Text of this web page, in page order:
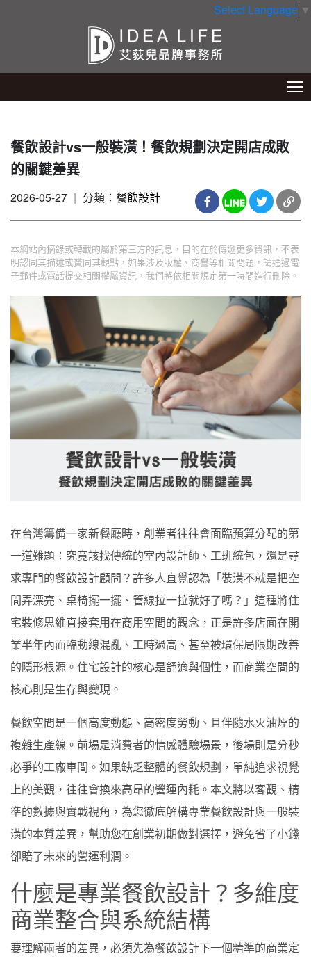
Select Language ▼
餐飲設計vs一般裝潢！餐飲規劃決定開店成敗
的關鍵差異
2026-05-27 | 分類： 餐飲設計
本網站內摘錄或轉載的屬於第三方的訊息，目的在於傳遞更多資訊，不表
明認同其描述或贊同其觀點，如果涉及版權、商譽等相關問題，請通過電
子郵件或電話提交相關權屬資訊，我們將依相關規定第一時間進行刪除。
在台灣籌備一家新餐廳時，創業者往往會面臨預算分配的第
一道難題：究竟該找傳統的室內設計師、工班統包，還是尋
求專門的餐飲設計顧問？許多人直覺認為「裝潢不就是把空
間弄漂亮、桌椅擺一擺、管線拉一拉就好了嗎？」這種將住
宅裝修思維直接套用在商用空間的觀念，正是許多店面在開
業半年內面臨動線混亂、工時過高、甚至被環保局限期改善
的隱形根源。住宅設計的核心是舒適與個性，而商業空間的
核心則是生存與變現。
餐飲空間是一個高度動態、高密度勞動、且伴隨水火油煙的
複雜生產線。前場是消費者的情感體驗場景，後場則是分秒
必爭的工廠車間。如果缺乏整體的餐飲規劃，單純追求視覺
上的美觀，往往會換來高昂的營運內耗。本文將以客觀、精
準的數據與實戰視角，為您徹底解構專業餐飲設計與一般裝
潢的本質差異，幫助您在創業初期做對選擇，避免省了小錢
卻賠了未來的營運利潤。
什麼是專業餐飲設計？多維度
商業整合與系統結構
要理解兩者的差異，必須先為餐飲設計下一個精準的商業定